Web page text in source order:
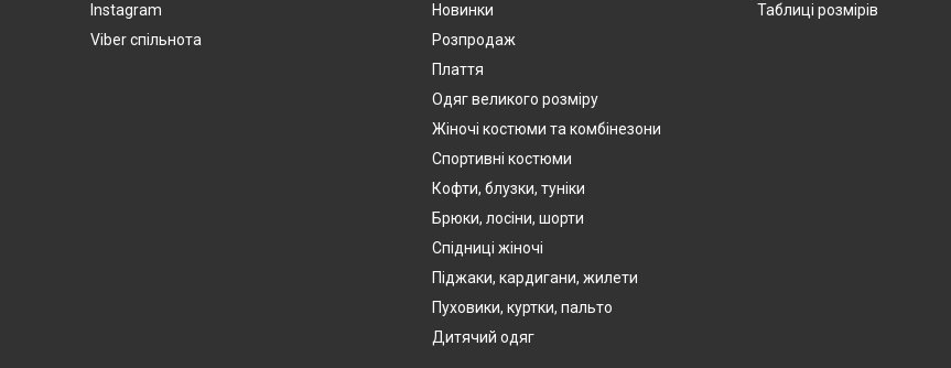
Instagram
Viber спільнота
Новинки
Розпродаж
Плаття
Одяг великого розміру
Жіночі костюми та комбінезони
Спортивні костюми
Кофти, блузки, туніки
Брюки, лосіни, шорти
Спідниці жіночі
Піджаки, кардигани, жилети
Пуховики, куртки, пальто
Дитячий одяг
Таблиці розмірів